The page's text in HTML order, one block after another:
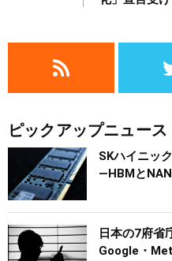
ピックアップニュース
SKハイニッ
―HBMと
日本の7府省
Google・